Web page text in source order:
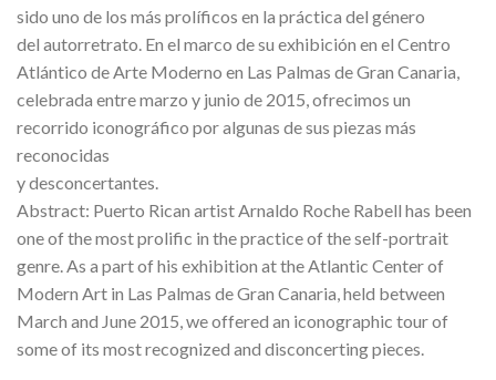
sido uno de los más prolíficos en la práctica del género
del autorretrato. En el marco de su exhibición en el Centro
Atlántico de Arte Moderno en Las Palmas de Gran Canaria,
celebrada entre marzo y junio de 2015, ofrecimos un
recorrido iconográfico por algunas de sus piezas más
reconocidas
y desconcertantes.
Abstract: Puerto Rican artist Arnaldo Roche Rabell has been
one of the most prolific in the practice of the self-portrait
genre. As a part of his exhibition at the Atlantic Center of
Modern Art in Las Palmas de Gran Canaria, held between
March and June 2015, we offered an iconographic tour of
some of its most recognized and disconcerting pieces.